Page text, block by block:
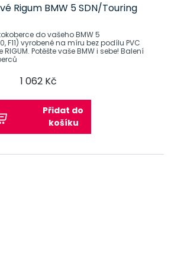
Rigum BMW 5 SDN/Touring
do vašeho BMW 5
F11) vyrobené na míru bez podílu PVC
Potěšte vaše BMW i sebe! Balení
1 062 Kč
Přidat do
košíku